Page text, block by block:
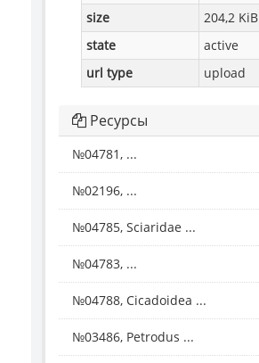
size
204,2 KiB
state
active
url type
upload
Ресурсы
№04781, ...
№02196, ...
№04785, Sciaridae ...
№04783, ...
№04788, Cicadoidea ...
№03486, Petrodus ...